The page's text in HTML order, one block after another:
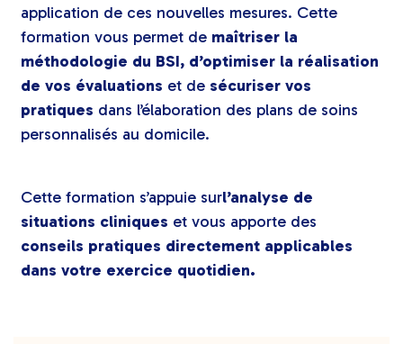
application de ces nouvelles mesures. Cette
formation vous permet de maîtriser la
méthodologie du BSI, d’optimiser la réalisation
de vos évaluations et de sécuriser vos
pratiques dans l’élaboration des plans de soins
personnalisés au domicile.
Cette formation s’appuie surl’analyse de
situations cliniques et vous apporte des
conseils pratiques directement applicables
dans votre exercice quotidien.